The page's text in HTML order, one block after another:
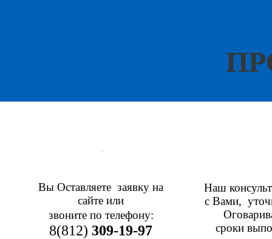
.
Вы Оставляете заявку на
сайте или
звоните по телефону:
8(812) 309-19-97
Наш
с Вами,
сроки